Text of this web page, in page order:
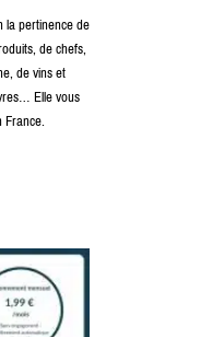
la pertinence de
de chefs,
de vins et
Elle vous
France.